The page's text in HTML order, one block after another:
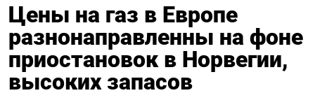
Цены на газ в Европе
разнонаправленны на фоне
приостановок в Норвегии,
высоких запасов